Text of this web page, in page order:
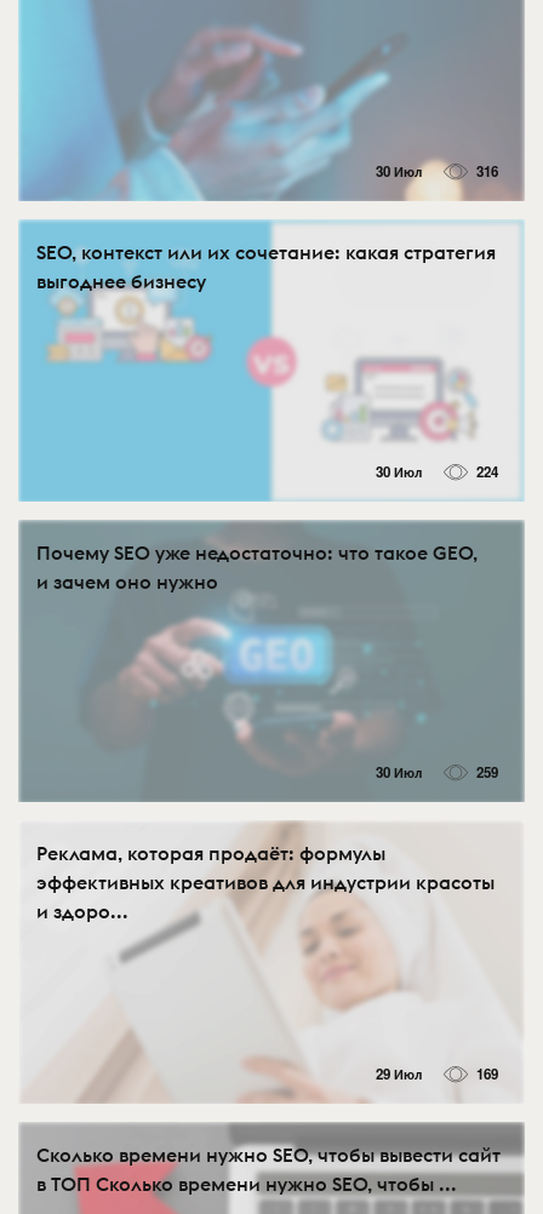
30 Июл 316
SEO, контекст или их сочетание: какая стратегия
выгоднее бизнесу
30 Июл 224
Почему SEO уже недостаточно: что такое GEO,
и зачем оно нужно
30 Июл 259
Реклама, которая продаёт: формулы
эффективных креативов для индустрии красоты
и здоро...
29 Июл 169
Сколько времени нужно SEO, чтобы вывести сайт
в ТОП Сколько времени нужно SEO, чтобы ...